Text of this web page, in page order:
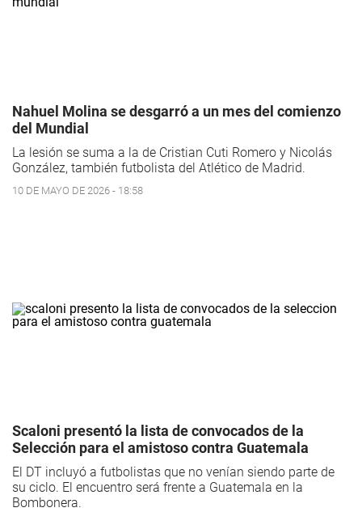
Nahuel Molina se desgarró a un mes del comienzo
del Mundial
La lesión se suma a la de Cristian Cuti Romero y Nicolás
González, también futbolista del Atlético de Madrid.
10 DE MAYO DE 2026 - 18:58
Scaloni presentó la lista de convocados de la
Selección para el amistoso contra Guatemala
El DT incluyó a futbolistas que no venían siendo parte de
su ciclo. El encuentro será frente a Guatemala en la
Bombonera.